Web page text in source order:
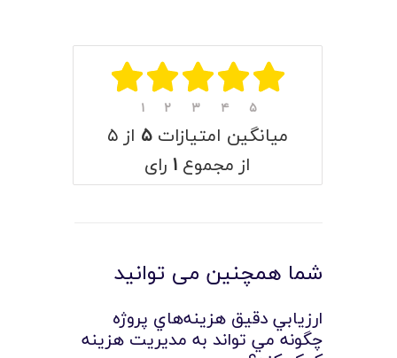
۱ ۲ ۳ ۴ ۵
میانگین امتیازات ۵ از ۵
از مجموع ۱ رای
شما همچنین می توانید
ارزيابي دقيق هزينه‌هاي پروژه
چگونه مي تواند به مديريت هزينه